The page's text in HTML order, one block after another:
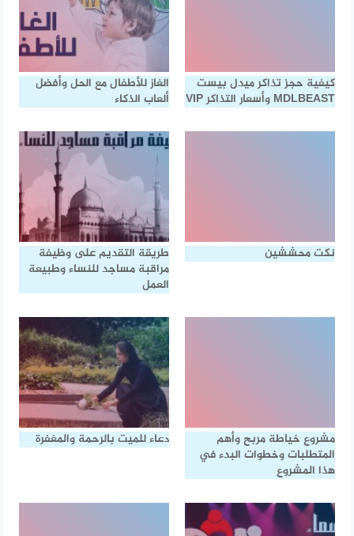
كيفية حجز تذاكر ميدل بيست
MDLBEAST وأسعار التذاكر VIP
الغاز للأطفال مع الحل وأفضل
ألعاب الذكاء
نكت محششين
طريقة التقديم على وظيفة
مراقبة مساجد للنساء وطبيعة
العمل
مشروع خياطة مربح وأهم
المتطلبات وخطوات البدء في
هذا المشروع
دعاء للميت بالرحمة والمغفرة